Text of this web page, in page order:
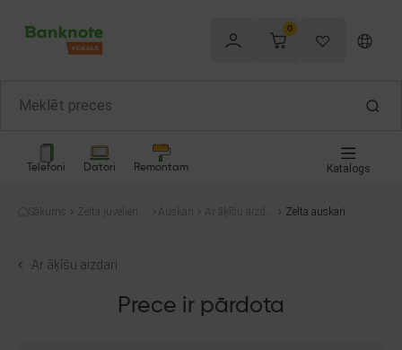
0
Telefoni Datori Remontam Katalogs
Sākums
Zelta juvelierizs
Auskari
Ar āķīšu aizdar
Zelta auskari
Ar āķīšu aizdari
Prece ir pārdota